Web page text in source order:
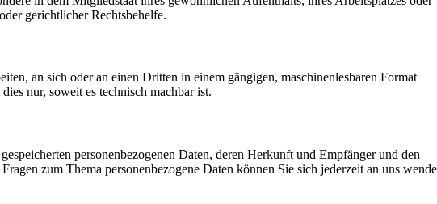
gerichtlicher Rechtsbehelfe.
an sich oder an einen Dritten in einem gängigen, maschinenlesbaren Format
nur, soweit es technisch machbar ist.
personenbezogenen Daten, deren Herkunft und Empfänger und den
zum Thema personenbezogene Daten können Sie sich jederzeit an uns